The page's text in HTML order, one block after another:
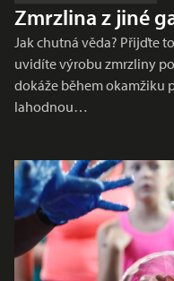
Zmrzlina z jiné
Jak chutná věda? Přijďte
uvidíte výrobu zmrzliny
dokáže během okamžiku
lahodnou…